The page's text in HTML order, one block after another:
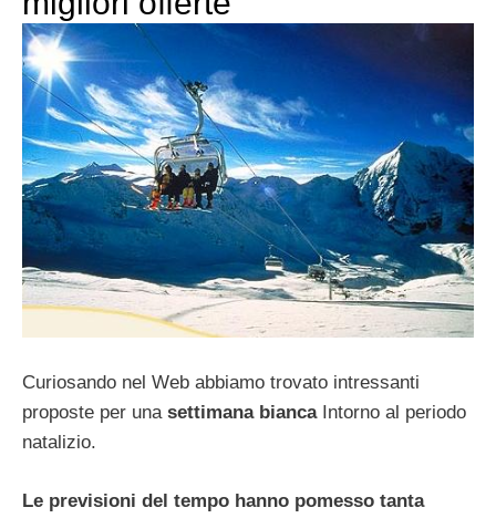
Curiosando nel Web abbiamo trovato intressanti
proposte per una settimana biancaIntorno al periodo
natalizio.
Le previsioni del tempo hanno pomesso tanta